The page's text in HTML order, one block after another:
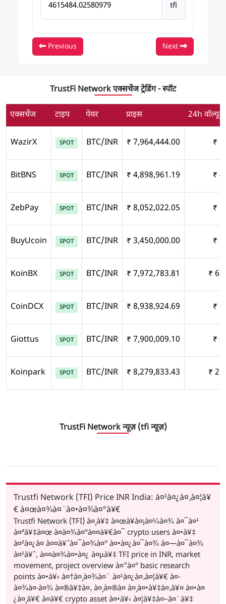
tfi
Previous Next
TrustFi Network एक्सचेंज ट्रेडिंग - स्पॉट
एक्सचेंज टाइप पेयर प्राइस 24h वॉल्यूम
WazirX SPOT BTC/INR ₹ 7,964,444.00 ₹ 1
BitBNS SPOT BTC/INR ₹ 4,898,961.19 ₹ 4
ZebPay SPOT BTC/INR ₹ 8,052,022.05 ₹ 1
BuyUcoin SPOT BTC/INR ₹ 3,450,000.00 ₹ 8
KoinBX SPOT BTC/INR ₹ 7,972,783.81 ₹ 65
CoinDCX SPOT BTC/INR ₹ 8,938,924.69 ₹ 0
Giottus SPOT BTC/INR ₹ 7,900,009.10 ₹ 0
Koinpark SPOT BTC/INR ₹ 8,279,833.43 ₹ 21
TrustFi Network न्यूज़ (tfi न्यूज़)
Trustfi Network (TFI) Price INR India: à¤¹à¤¿à¤‚à¤¦à¥
€ à¤œà¤¾à¤¨à¤•à¤¾à¤°à¥€
Trustfi Network (TFI) à¤¸à¥‡ à¤œà¥à¤¡à¤¼à¤¾ à¤¯à¤¹
à¤ªà¥‡à¤œ à¤­à¤¾à¤°à¤¤à¥€à¤¯ crypto users à¤•à¥‡
à¤²à¤¿à¤ à¤¤à¥ˆà¤¯à¤¾à¤° à¤•à¤¿à¤¯à¤¾ à¤—à¤¯à¤¾
à¤¹à¥ˆ, à¤¤à¤¾à¤•à¤¿ à¤µà¥‡ TFI price in INR, market
movement, project overview à¤”à¤° basic research
points à¤•à¥‹ à¤†à¤¸à¤¾à¤¨ à¤¹à¤¿à¤‚à¤¦à¥€ à¤­
à¤¾à¤·à¤¾ à¤®à¥‡à¤‚ à¤¸à¤®à¤ à¤¸à¤•à¥‡à¤‚à¥¤ à¤•à¤
¿à¤¸à¥€ à¤­à¥€ crypto asset à¤•à¥‹ à¤¦à¥‡à¤–à¤¨à¥‡